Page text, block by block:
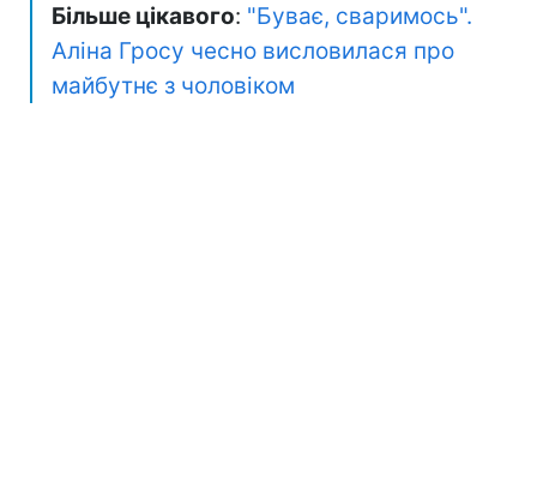
Більше цікавого: "Буває, сваримось".
Аліна Гросу чесно висловилася про
майбутнє з чоловіком